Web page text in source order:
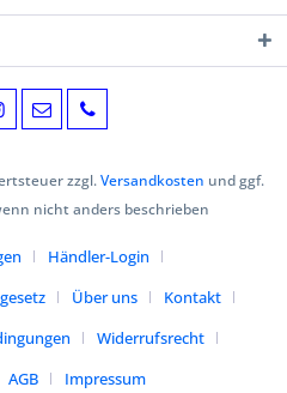
zzgl.Versandkosten und ggf.
nicht anders beschrieben
Händler-Login
Über uns
Kontakt
Widerrufsrecht
AGB Impressum